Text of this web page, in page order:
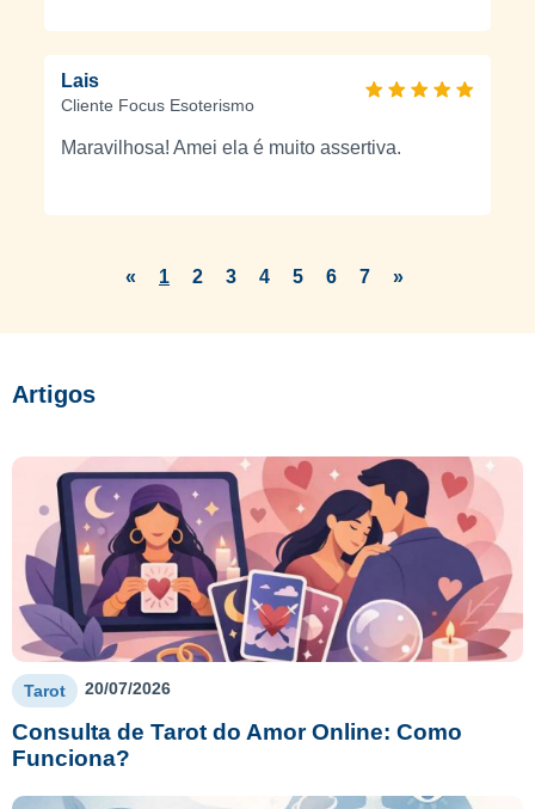
Lais
Cliente Focus Esoterismo
Maravilhosa! Amei ela é muito assertiva.
« 1 2 3 4 5 6 7 »
Artigos
Tarot 20/07/2026
Consulta de Tarot do Amor Online: Como
Funciona?